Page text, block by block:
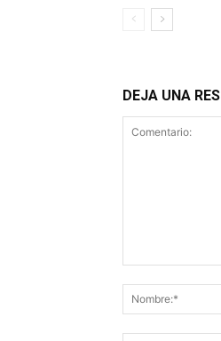
DEJA UNA